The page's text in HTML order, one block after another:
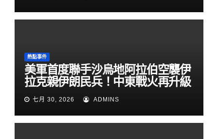
熱點事件
美軍首度聯手沙烏地阿拉伯空襲伊
拉克親伊朗民兵！中東戰火再升級
七月 30, 2026 ADMINS